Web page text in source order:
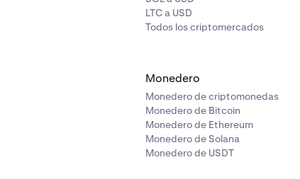
LTC a USD
Todos los criptomercados
Monedero
Monedero de criptomonedas
Monedero de Bitcoin
Monedero de Ethereum
Monedero de Solana
Monedero de USDT